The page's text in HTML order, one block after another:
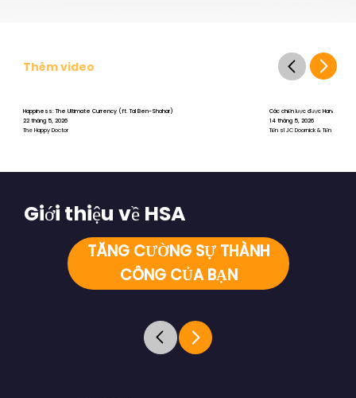
Thêm video
Happiness: The Ultimate Currency (ft. Tal Ben-Shahar)
22 tháng 5, 2026
The Happy Doctor
Các chiến lược được Harvard
14 tháng 5, 2026
Tiến sĩ JC Doornick & Tiến sĩ Tal
TĂNG CƯỜNG SỰ THÀNH
CÔNG CỦA BẠN
Giới thiệu về HSA